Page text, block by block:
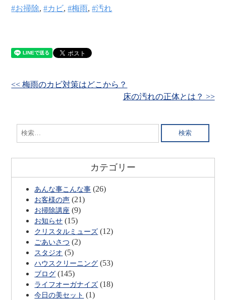
お掃除, カビ, 梅雨, 汚れ
<< 梅雨のカビ対策はどこから？
床の汚れの正体とは？ >>
検
索:
カテゴリー
あんな事こんな事 (26)
お客様の声 (21)
お掃除講座 (9)
お知らせ (15)
クリスタルミューズ (12)
ごあいさつ (2)
スタジオ (5)
ハウスクリーニング (53)
ブログ (145)
ライフオーガナイズ (18)
今日の美セット (1)